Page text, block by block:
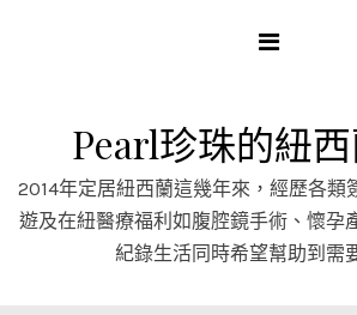
Pearl珍珠的紐
2014年定居紐西蘭這幾年來，經歷各類
遊及在紐醫療福利如腹腔鏡手術、懷孕
紀錄生活同時希望幫助到需